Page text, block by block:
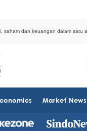
saham dan keuangan dalam satu
Market News